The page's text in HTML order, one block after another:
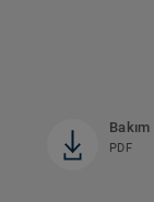
Bakım
PDF